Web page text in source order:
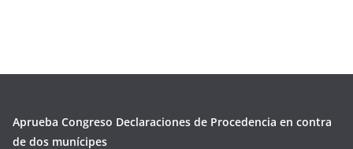
Aprueba Congreso Declaraciones de Procedencia en contra
de dos munícipes